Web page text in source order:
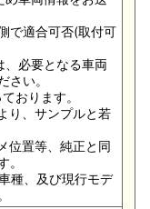
で適合可否(取付可
必要となる車両
さい。
おります。
り、サンプルと若
位置等、純正と同
。
種、及び現行モデ